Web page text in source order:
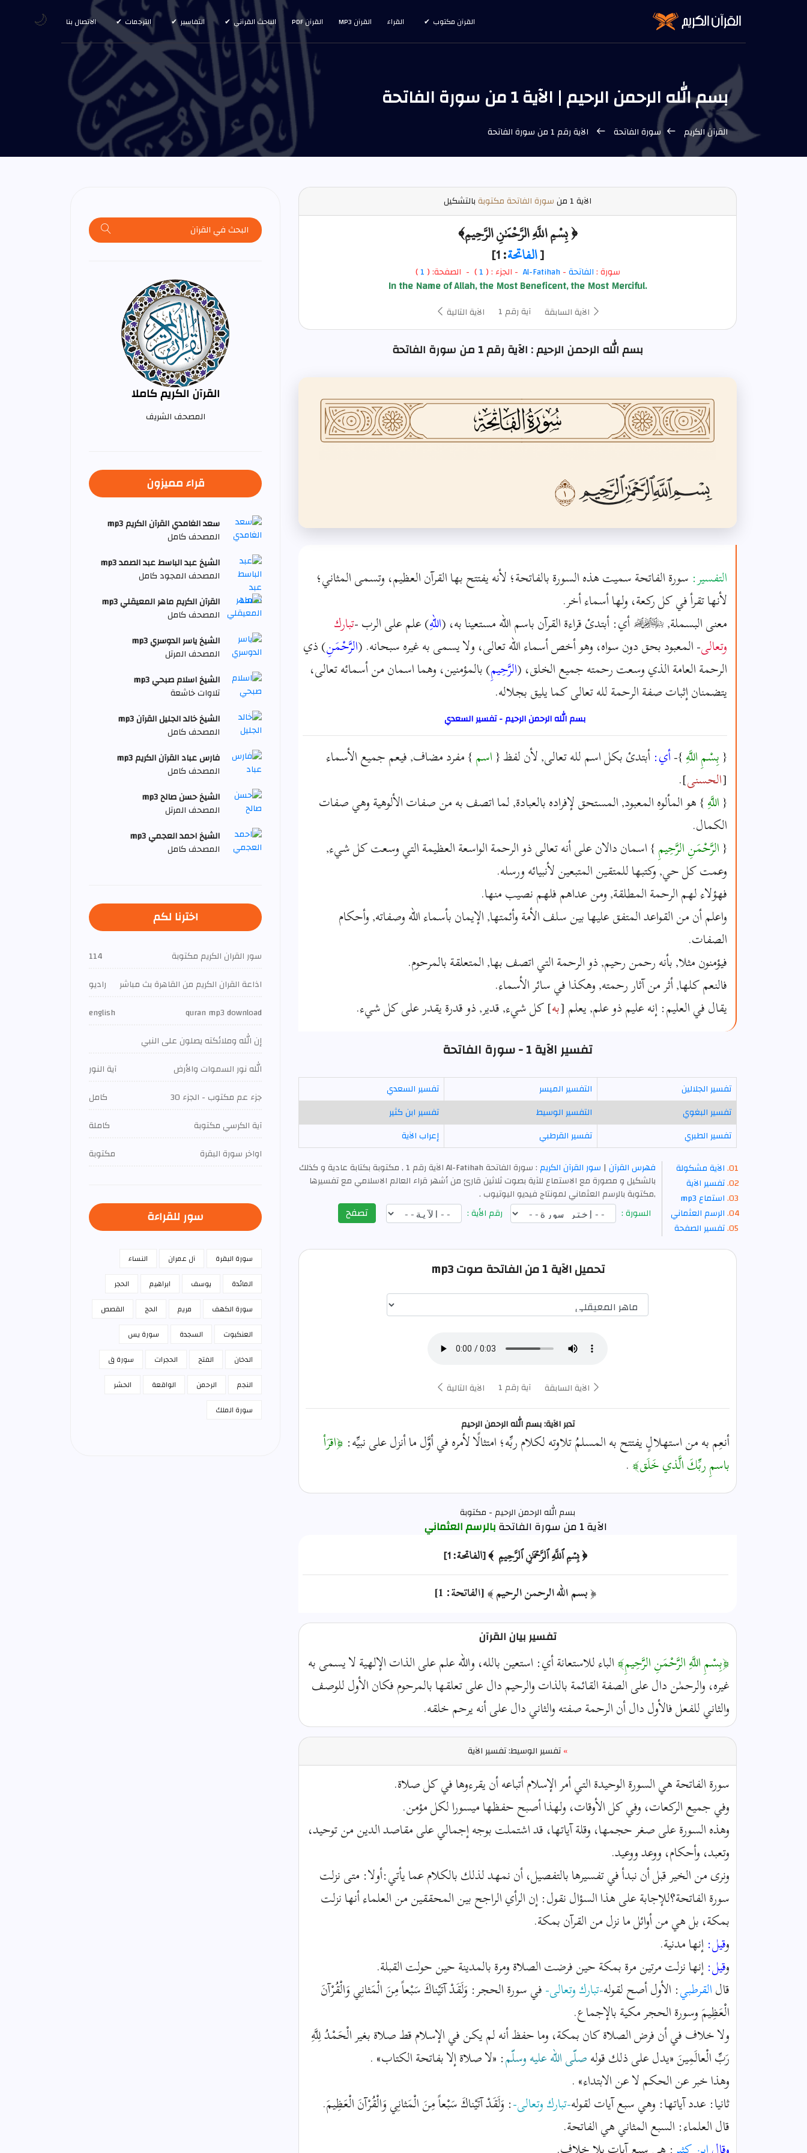
القرآن مكتوب القراء القرآن MP3 القرآن PDF الباحث القرآني التفاسير الترجمات الاتصال بنا
بسم الله الرحمن الرحيم | الآية 1 من سورة الفاتحة
القرآن الكريم سورة الفاتحة الآية رقم 1 من سورة الفاتحة
الآية سورة الفاتحة مكتوبةبالتشكيل
﴿ بِسْمِ اللَّهِ الرَّحْمَٰنِ الرَّحِيمِ﴾
[الفاتحة: 1]
سورة :الفاتحة-
Al-Fatihah - الجزء : ( 1) - الصفحة: ( 1
)
In the Name of Allah, the Most Beneficent, the Most Merciful.
الآية السابقة آية رقم 1 الآية التالية
بسم الله الرحمن الرحيم : الآية رقم 1 من سورة الفاتحة
التفسير: سورة الفاتحة سميت هذه السورة بالفاتحة؛ لأنه يفتتح بها القرآن العظيم، وتسمى المثاني؛
لأنها تقرأ في كل ركعة، ولها أسماء أخر.
معنى البسملة, ﷽ أي: أبتدئ قراءة القرآن باسم الله مستعينا به، (اللهِ) علم على الرب -تبارك
وتعالى- المعبود بحق دون سواه، وهو أخص أسماء الله تعالى، ولا يسمى به غيره سبحانه. (الرَّحْمَنِ) ذي
الرحمة العامة الذي وسعت رحمته جميع الخلق، (الرَّحِيمِ) بالمؤمنين، وهما اسمان من أسمائه تعالى،
يتضمنان إثبات صفة الرحمة لله تعالى كما يليق بجلاله.
بسم الله الرحمن الرحيم - تفسير السعدي
{بِسْمِ اللَّهِ}-أي:أبتدئ بكل اسم لله تعالى, لأن لفظ {اسم} مفرد مضاف, فيعم جميع الأسماء
[الحسنى].
{اللَّهِ} هو المألوه المعبود, المستحق لإفراده بالعبادة, لما اتصف به من صفات الألوهية وهي صفات
الكمال.
{الرَّحْمَنِ الرَّحِيمِ} اسمان دالان على أنه تعالى ذو الرحمة الواسعة العظيمة التي وسعت كل شيء,
وعمت كل حي, وكتبها للمتقين المتبعين لأنبيائه ورسله.
فهؤلاء لهم الرحمة المطلقة, ومن عداهم فلهم نصيب منها.
واعلم أن من القواعد المتفق عليها بين سلف الأمة وأئمتها, الإيمان بأسماء الله وصفاته, وأحكام
الصفات.
فيؤمنون مثلا, بأنه رحمن رحيم, ذو الرحمة التي اتصف بها, المتعلقة بالمرحوم.
فالنعم كلها, أثر من آثار رحمته, وهكذا في سائر الأسماء.
يقال في العليم: إنه عليم ذو علم, يعلم [به] كل شيء, قدير, ذو قدرة يقدر على كل شيء.
تفسير الآية 1 - سورة الفاتحة
تفسير الجلالين التفسير الميسر
تفسير السعدي
تفسير البغوي
التفسير الوسيط
تفسير ابن كثير
تفسير الطبري
تفسير القرطبي إعراب الآية
الآية مشكولة
تفسير الآية
استماع mp3
الرسم العثماني
تفسير الصفحة
فهرس القرآن | سور القرآن الكريم
: سورة الفاتحة Al-Fatihah الآية رقم 1 , مكتوبة بكتابة عادية و كذلك
بالشكيل و مصورة مع الاستماع للآية بصوت ثلاثين قارئ من أشهر قراء العالم الاسلامي مع تفسيرها
,مكتوبة بالرسم العثماني لمونتاج فيديو اليوتيوب .
السورة :
رقم الأية : تصفح
تحميل الآية 1 من الفاتحة صوت mp3
اختيار قارئ الآية
الآية السابقة آية رقم 1 الآية التالية
تدبر الآية: بسم الله الرحمن الرحيم
أنعِم به من استهلالٍ يفتتح به المسلمُ تلاوته لكلام ربِّه؛ امتثالًا لأمره في أوَّل ما أنزل على نبيِّه: ﴿اقرَأ
باسمِ ربِّكَ الَّذي خَلَق﴾.
بسم الله الرحمن الرحيم - مكتوبة
الآية 1 من سورة الفاتحة بالرسم العثماني
﴿ بِسۡمِ ٱللَّهِ ٱلرَّحۡمَٰنِ ٱلرَّحِيمِ ﴾ [الفاتحة: 1]
﴿ بسم الله الرحمن الرحيم ﴾ [الفاتحة: 1]
تفسير بيان القرآن
﴿بِسْمِ اللَّهِ الرَّحْمَنِ الرَّحِيمِ﴾الباء للاستعانة أي: استعين بالله، والله علم على الذات الإلهية لا يسمى به
غيره، والرحمٰن دال على الصفة القائمة بالذات والرحيم دال على تعلقها بالمرحوم فكان الأول للوصف
والثاني للفعل فالأول دال أن الرحمة صفته والثاني دال على أنه يرحم خلقه.
»تفسير الوسيط: تفسير الآية
سورة الفاتحة هي السورة الوحيدة التي أمر الإسلام أتباعه أن يقرءوها في كل صلاة.
وفي جميع الركعات، وفي كل الأوقات، ولهذا أصبح حفظها ميسورا لكل مؤمن.
وهذه السورة على صغر حجمها، وقلة آياتها، قد اشتملت بوجه إجمالي على مقاصد الدين من توحيد،
وتعبد، وأحكام، ووعد ووعيد.
ونرى من الخير قبل أن نبدأ في تفسيرها بالتفصيل، أن نمهد لذلك بالكلام عما يأتي:أولا: متى نزلت
سورة الفاتحة؟للإجابة على هذا السؤال نقول: إن الرأي الراجح بين المحققين من العلماء أنها نزلت
بمكة، بل هي من أوائل ما نزل من القرآن بمكة.
وقيل: إنها مدنية.
وقيل: إنها نزلت مرتين مرة بمكة حين فرضت الصلاة ومرة بالمدينة حين حولت القبلة.
قالالقرطبي: الأول أصح لقوله-تبارك وتعالى-في سورة الحجر: وَلَقَدْ آتَيْناكَ سَبْعاً مِنَ الْمَثانِي وَالْقُرْآنَ
الْعَظِيمَ وسورة الحجر مكية بالإجماع.
ولا خلاف في أن فرض الصلاة كان بمكة، وما حفظ أنه لم يكن في الإسلام قط صلاة بغير الْحَمْدُ لِلَّهِ
رَبِّ الْعالَمِينَ «يدل على ذلك قولهصلّى الله عليه وسلّم: «لا صلاة إلا بفاتحة الكتاب» .
وهذا خبر عن الحكم لا عن الابتداء» .
ثانيا: عدد آياتها: وهي سبع آيات لقوله-تبارك وتعالى-: وَلَقَدْ آتَيْناكَ سَبْعاً مِنَ الْمَثانِي وَالْقُرْآنَ الْعَظِيمَ.
قال العلماء: السبع المثاني هي الفاتحة.
القرآن الكريم كاملا
المصحف الشريف
قراء مميزون
سعد الغامدي القرآن الكريم mp3
المصحف كامل
الشيخ عبد الباسط عبد الصمد mp3
المصحف المجود كامل
القرآن الكريم ماهر المعيقلي mp3
المصحف كامل
الشيخ ياسر الدوسري mp3
المصحف المرتل
الشيخ اسلام صبحي mp3
تلاوات خاشعة
الشيخ خالد الجليل القرآن mp3
المصحف كامل
فارس عباد القرآن الكريم mp3
المصحف كامل
الشيخ حسن صالح mp3
المصحف المرتل
الشيخ احمد العجمي mp3
المصحف كامل
اخترنا لكم
سور القران الكريم مكتوبة
114
اذاعة القران الكريم من القاهرة بث مباشر
راديو
quran mp3 download
english
إن الله وملائكته يصلون على النبي
الله نور السموات والأرض
آية النور
جزء عم مكتوب - الجزء 30
كامل
آية الكرسي مكتوبة
كاملة
اواخر سورة البقرة
مكتوبة
سور للقراءة
سورة البقرة آل عمران
النساء
المائدة
يوسف ابراهيم
الحجر
سورة الكهف
مريم الحج
القصص
العنكبوت
السجدة
سورة يس
الدخان
الفتح الحجرات
سورة ق
النجم
الرحمن الواقعة
الحشر
سورة الملك
🌙